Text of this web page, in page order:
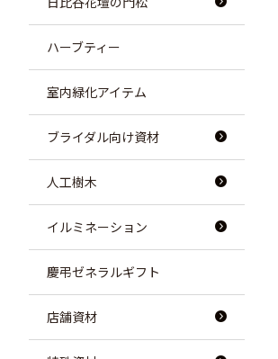
ハーブティー
室内緑化アイテム
ブライダル向け資材
人工樹木
イルミネーション
慶弔ゼネラルギフト
店舗資材